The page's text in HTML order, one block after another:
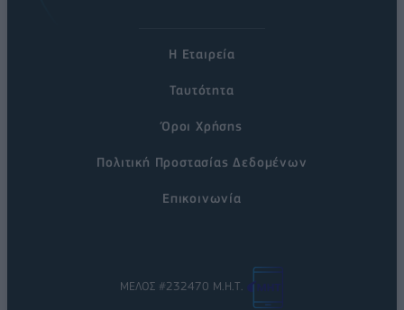
Η Εταιρεία
Ταυτότητα
Όροι Χρήσης
Πολιτική Προστασίας Δεδομένων
Επικοινωνία
ΜΕΛΟΣ #232470 Μ.Η.Τ.